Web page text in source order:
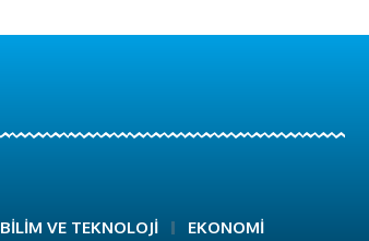
BİLİM VE TEKNOLOJİ EKONOMİ